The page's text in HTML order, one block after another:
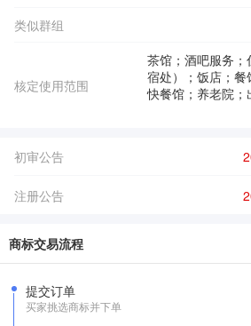
类似群组
核定使用范围
茶馆；酒吧服务
宿处）；饭店；餐
快餐馆；养老院
初审公告
注册公告
商标交易流程
提交订单
买家挑选商标并下单